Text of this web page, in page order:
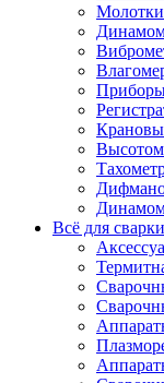
Всё для сварки